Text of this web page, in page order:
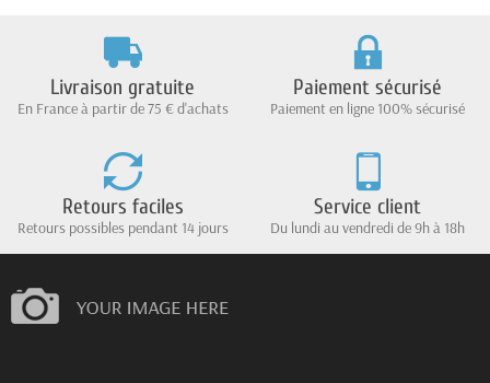
Livraison gratuite
En France à partir de 75 € d'achats
Paiement sécurisé
Paiement en ligne 100% sécurisé
Retours faciles
Retours possibles pendant 14 jours
Service client
Du lundi au vendredi de 9h à 18h